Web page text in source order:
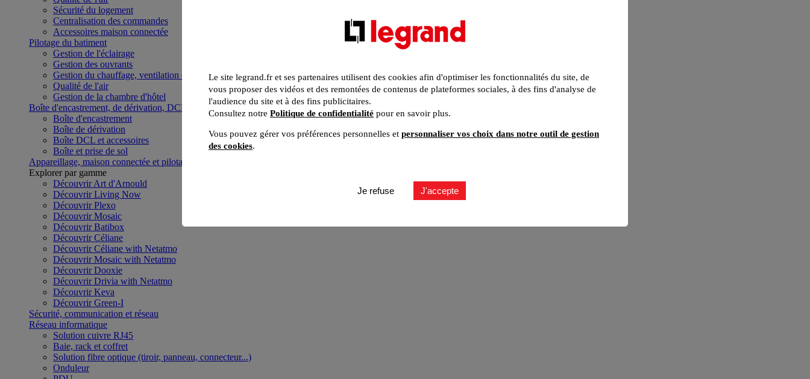
Sécurité du logement
Centralisation des commandes
Accessoires maison connectée
Pilotage du batiment
Gestion de l'éclairage
Gestion des ouvrants
Gestion du chauffage, ventilation et climatisation
Qualité de l'air
Gestion de la chambre d'hôtel
Boîte d'encastrement, de dérivation, DCL et boîte de sol
Boîte d'encastrement
Boîte de dérivation
Boîte DCL et accessoires
Boîte et prise de sol
Appareillage, maison connectée et pilotage du bâtiment
Explorer par gamme
Découvrir Art d'Arnould
Découvrir Living Now
Découvrir Plexo
Découvrir Mosaic
Découvrir Batibox
Découvrir Céliane
Découvrir Céliane with Netatmo
Découvrir Mosaic with Netatmo
Découvrir Dooxie
Découvrir Drivia with Netatmo
Découvrir Keva
Découvrir Green-I
Sécurité, communication et réseau
Réseau informatique
Solution cuivre RJ45
Baie, rack et coffret
Solution fibre optique (tiroir, panneau, connecteur...)
Onduleur
Le site legrand.fr et ses partenaires utilisent des cookies afin d'optimiser les fonctionnalités du site, de
vous proposer des vidéos et des remontées de contenus de plateformes sociales, à des fins d'analyse de
l'audience du site et à des fins publicitaires.
Consultez notre Politique de confidentialité pour en savoir plus.
Vous pouvez gérer vos préférences personnelles et personnaliser vos choix dans notre outil de gestion
des cookies.
Je refuse J'accepte